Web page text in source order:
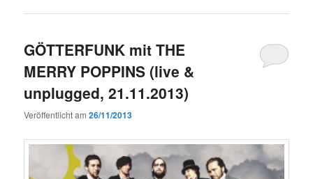
GÖTTERFUNK mit THE
MERRY POPPINS (live &
unplugged, 21.11.2013)
Veröffentlicht am26/11/2013